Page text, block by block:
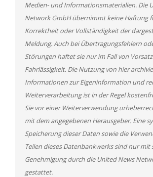
Medien- und Informationsmaterialien. Die
Network GmbH übernimmt keine Haftung
Korrektheit oder Vollständigkeit der
Meldung. Auch bei Übertragungsfehlern
Störungen haftet sie nur im Fall von
Fahrlässigkeit. Die Nutzung von hier
Informationen zur Eigeninformation und
Weiterverarbeitung ist in der Regel
Sie vor einer Weiterverwendung
mit dem angegebenen Herausgeber. Eine
Speicherung dieser Daten sowie die
Teilen dieses Datenbankwerks sind nur mit
Genehmigung durch die United News
gestattet.